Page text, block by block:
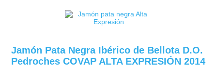
Jamón Pata Negra Ibérico de Bellota D.O.
Pedroches COVAP ALTA EXPRESIÓN 2014